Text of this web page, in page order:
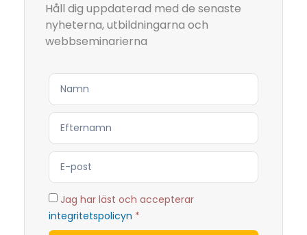
Håll dig uppdaterad med de senaste
nyheterna, utbildningarna och
webbseminarierna
Jag har läst och accepterar
integritetspolicyn *